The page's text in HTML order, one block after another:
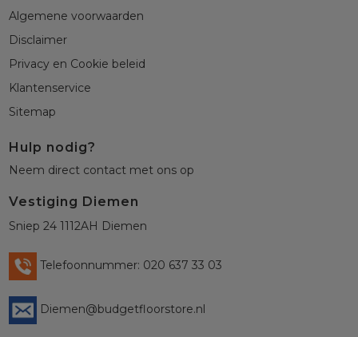
Algemene voorwaarden
Disclaimer
Privacy en Cookie beleid
Klantenservice
Sitemap
Hulp nodig?
Neem direct contact met ons op
Vestiging Diemen
Sniep 24 1112AH Diemen
Telefoonnummer: 020 637 33 03
Diemen@budgetfloorstore.nl